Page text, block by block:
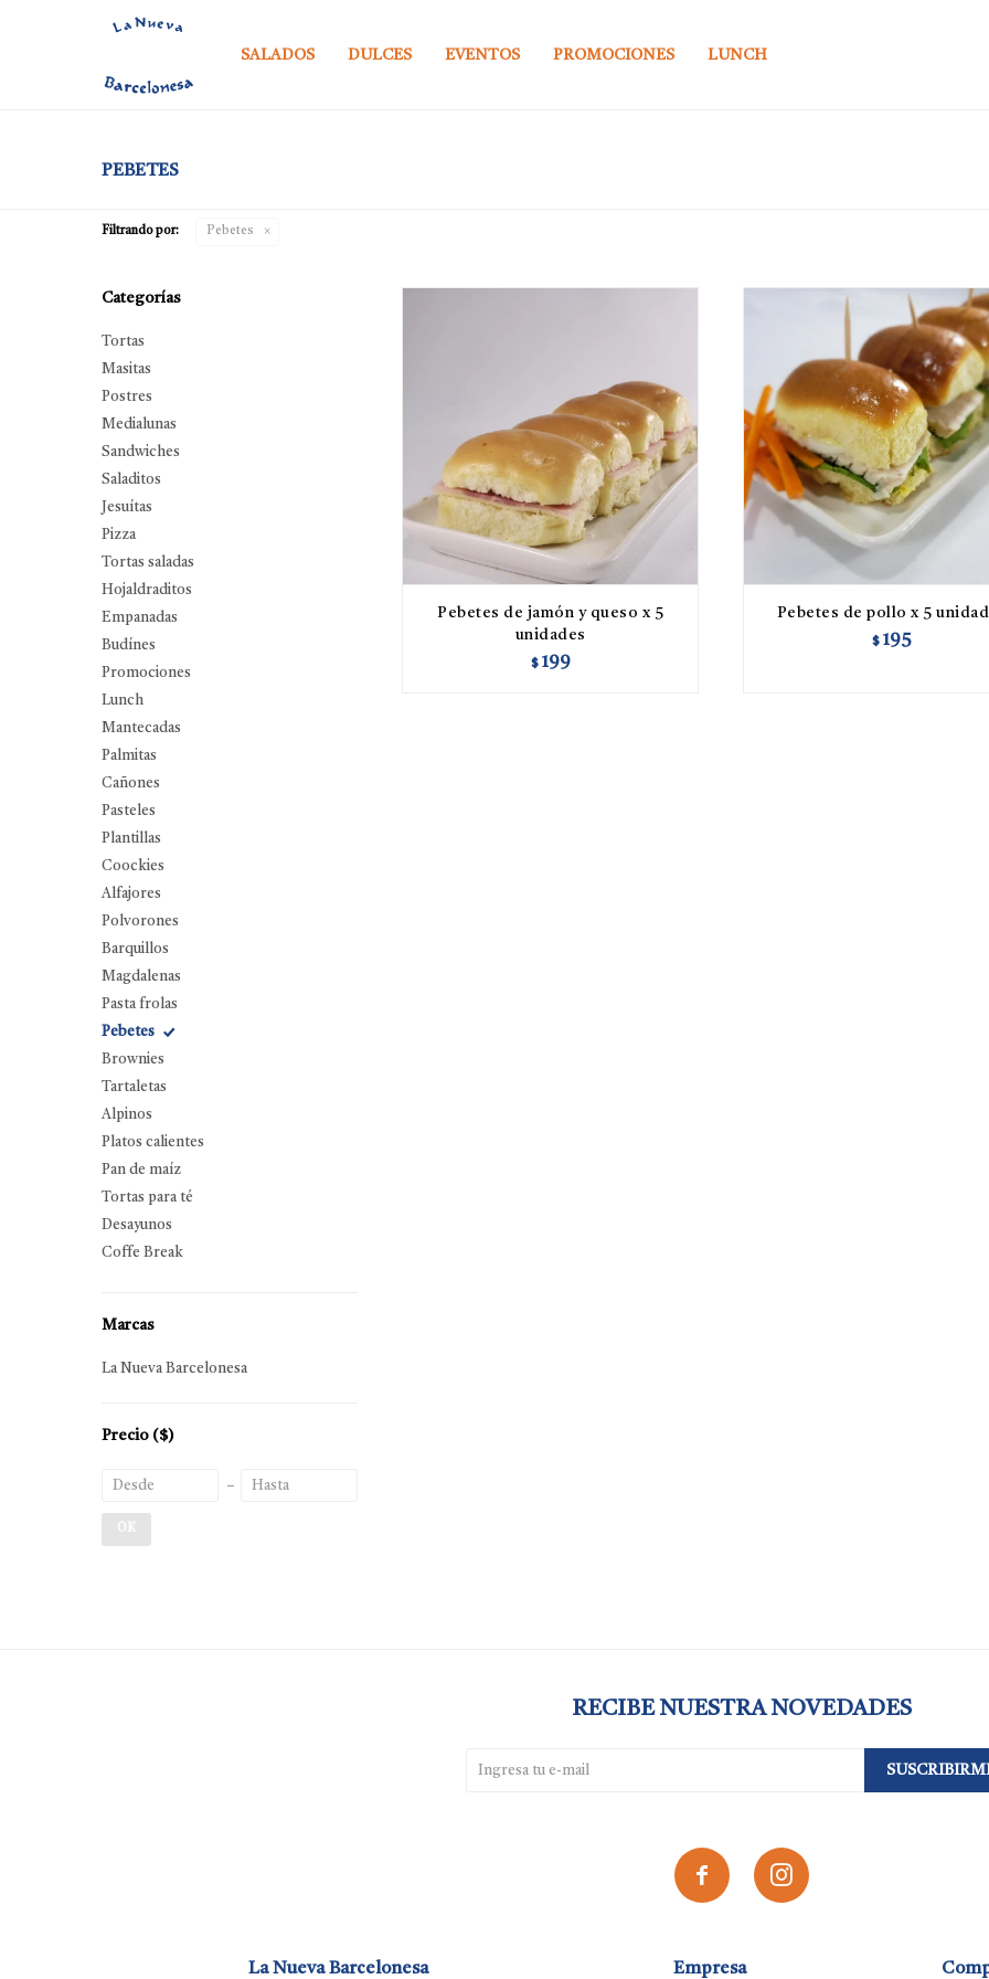
SALADOS DULCES EVENTOS PROMOCIONES LUNCH
PEBETES
Filtrando por: Pebetes
Pebetes de jamón y queso x 5
unidades
$ 199
Pebetes de pollo x 5
$ 195
Categorías
Tortas
Masitas
Postres
Medialunas
Sandwiches
Saladitos
Jesuítas
Pizza
Tortas saladas
Hojaldraditos
Empanadas
Budínes
Promociones
Lunch
Mantecadas
Palmitas
Cañones
Pasteles
Plantillas
Coockies
Alfajores
Polvorones
Barquillos
Magdalenas
Pasta frolas
Pebetes
Brownies
Tartaletas
Alpinos
Platos calientes
Pan de maíz
Tortas para té
Desayunos
Coffe Break
Marcas
La Nueva Barcelonesa
Precio ($)
OK
La Nueva Barcelonesa Empresa
RECIBE NUESTRA NOVEDADES
 